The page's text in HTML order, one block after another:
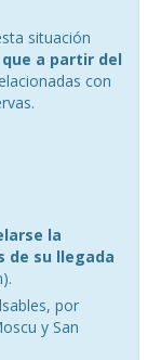
situación
a partir del
con
la
de su llegada
por
y San